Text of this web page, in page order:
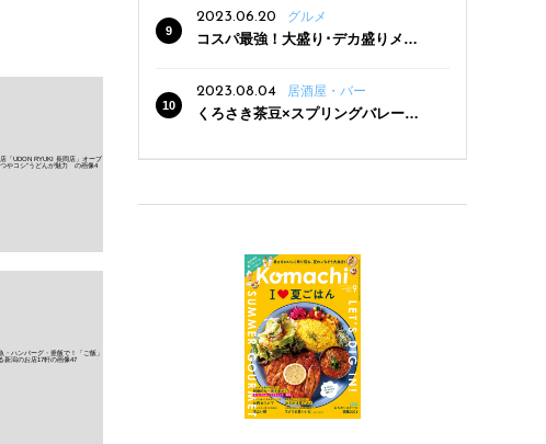
2023.06.20
グルメ
コスパ最強！大盛り･デカ盛りメニ
2023.08.04
居酒屋・バー
くろさき茶豆×スプリングバレー豊